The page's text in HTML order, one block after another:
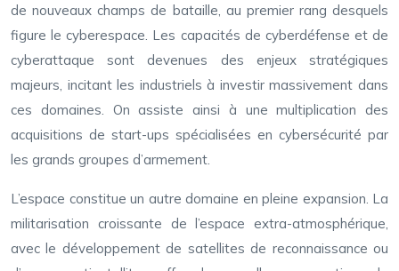
de nouveaux champs de bataille, au premier rang desquels
figure le cyberespace. Les capacités de cyberdéfense et de
cyberattaque sont devenues des enjeux stratégiques
majeurs, incitant les industriels à investir massivement dans
ces domaines. On assiste ainsi à une multiplication des
acquisitions de start-ups spécialisées en cybersécurité par
les grands groupes d’armement.
L’espace constitue un autre domaine en pleine expansion. La
militarisation croissante de l’espace extra-atmosphérique,
avec le développement de satellites de reconnaissance ou